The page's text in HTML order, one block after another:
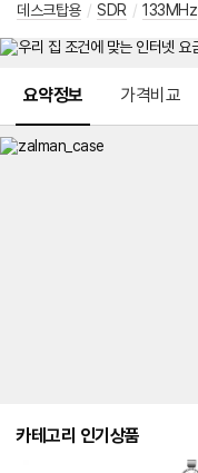
데스크탑용 / SDR / 133MHz
요약정보 가격비교
카테고리 인기상품